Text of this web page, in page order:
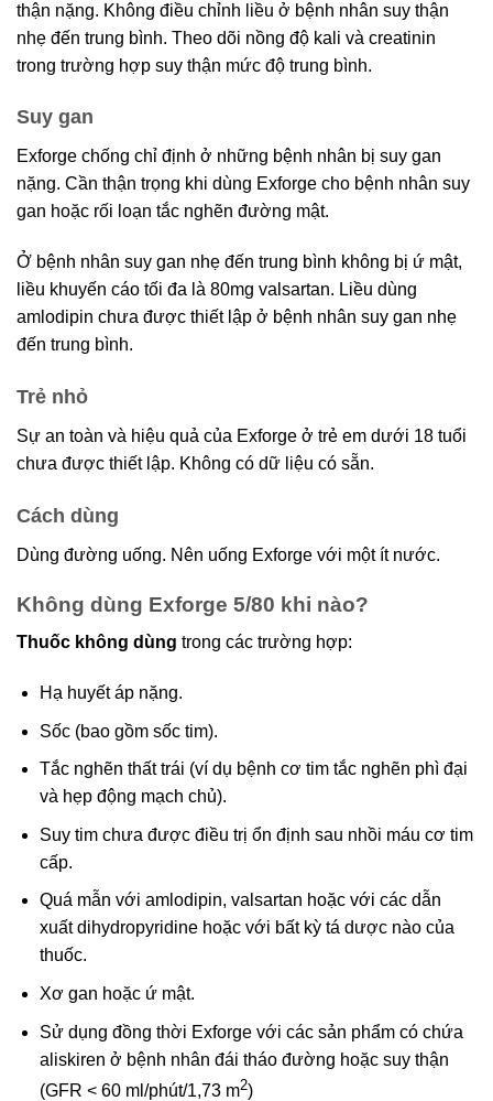
thận nặng. Không điều chỉnh liều ở bệnh nhân suy thận
nhẹ đến trung bình. Theo dõi nồng độ kali và creatinin
trong trường hợp suy thận mức độ trung bình.
Suy gan
Exforge chống chỉ định ở những bệnh nhân bị suy gan
nặng. Cần thận trọng khi dùng Exforge cho bệnh nhân suy
gan hoặc rối loạn tắc nghẽn đường mật.
Ở bệnh nhân suy gan nhẹ đến trung bình không bị ứ mật,
liều khuyến cáo tối đa là 80mg valsartan. Liều dùng
amlodipin chưa được thiết lập ở bệnh nhân suy gan nhẹ
đến trung bình.
Trẻ nhỏ
Sự an toàn và hiệu quả của Exforge ở trẻ em dưới 18 tuổi
chưa được thiết lập. Không có dữ liệu có sẵn.
Cách dùng
Dùng đường uống. Nên uống Exforge với một ít nước.
Không dùng Exforge 5/80 khi nào?
Thuốc không dùng trong các trường hợp:
Hạ huyết áp nặng.
Sốc (bao gồm sốc tim).
Tắc nghẽn thất trái (ví dụ bệnh cơ tim tắc nghẽn phì đại
và hẹp động mạch chủ).
Suy tim chưa được điều trị ổn định sau nhồi máu cơ tim
cấp.
Quá mẫn với amlodipin, valsartan hoặc với các dẫn
xuất dihydropyridine hoặc với bất kỳ tá dược nào của
thuốc.
Xơ gan hoặc ứ mật.
Sử dụng đồng thời Exforge với các sản phẩm có chứa
aliskiren ở bệnh nhân đái tháo đường hoặc suy thận
(GFR < 60 ml/phút/1,73 m2)